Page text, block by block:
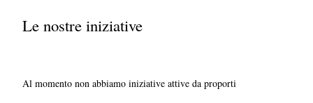
Le nostre iniziative
Al momento non abbiamo iniziative attive da proporti